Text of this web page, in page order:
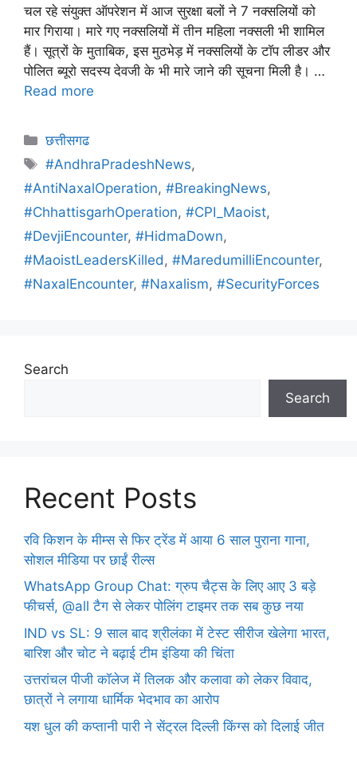
चल रहे संयुक्त ऑपरेशन में आज सुरक्षा बलों ने 7 नक्सलियों को
मार गिराया। मारे गए नक्सलियों में तीन महिला नक्सली भी शामिल
हैं। सूत्रों के मुताबिक, इस मुठभेड़ में नक्सलियों के टॉप लीडर और
पोलित ब्यूरो सदस्य देवजी के भी मारे जाने की सूचना मिली है। …
Read more
छत्तीसगढ
#AndhraPradeshNews,
#AntiNaxalOperation, #BreakingNews,
#ChhattisgarhOperation, #CPI_Maoist,
#DevjiEncounter, #HidmaDown,
#MaoistLeadersKilled , #MaredumilliEncounter,
#NaxalEncounter, #Naxalism, #SecurityForces
Search
Search
Recent Posts
रवि किशन के मीम्स से फिर ट्रेंड में आया 6 साल पुराना गाना,
सोशल मीडिया पर छाईं रील्स
WhatsApp Group Chat: ग्रुप चैट्स के लिए आए 3 बड़े
फीचर्स, @all टैग से लेकर पोलिंग टाइमर तक सब कुछ नया
IND vs SL: 9 साल बाद श्रीलंका में टेस्ट सीरीज खेलेगा भारत,
बारिश और चोट ने बढ़ाई टीम इंडिया की चिंता
उत्तरांचल पीजी कॉलेज में तिलक और कलावा को लेकर विवाद,
छात्रों ने लगाया धार्मिक भेदभाव का आरोप
यश धुल की कप्तानी पारी ने सेंट्रल दिल्ली किंग्स को दिलाई जीत